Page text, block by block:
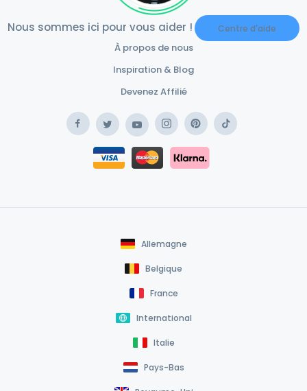
Nous sommes ici pour vous aider ! Centre d'aide
À propos de nous
Inspiration & Blog
Devenez Affilié
FacebookTwitterYouTubeInstagramPinterestTikTok
Safe Payment Card
Safe Payment Klarna
Allemagne
Belgique
France
International
Italie
Pays-Bas